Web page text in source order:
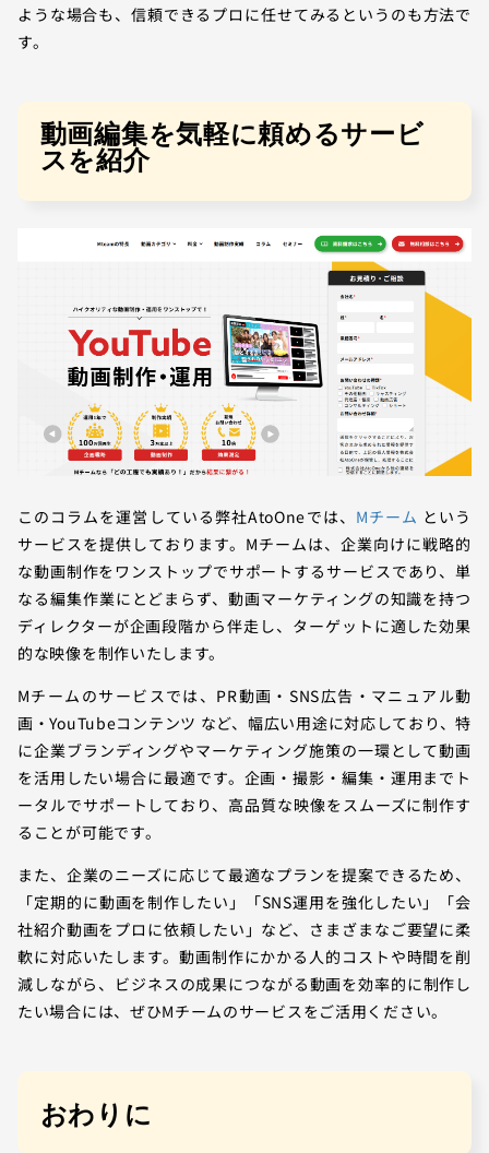
ような場合も、信頼できるプロに任せてみるというのも方法で
す。
動画編集を気軽に頼めるサービ
スを紹介
このコラムを運営している弊社AtoOneでは、 Mチーム という
サービスを提供しております。Mチームは、企業向けに戦略的
な動画制作をワンストップでサポートするサービスであり、単
なる編集作業にとどまらず、動画マーケティングの知識を持つ
ディレクターが企画段階から伴走し、ターゲットに適した効果
的な映像を制作いたします。
Mチームのサービスでは、PR動画・SNS広告・マニュアル動
画・YouTubeコンテンツ など、幅広い用途に対応しており、特
に企業ブランディングやマーケティング施策の一環として動画
を活用したい場合に最適です。企画・撮影・編集・運用までト
ータルでサポートしており、高品質な映像をスムーズに制作す
ることが可能です。
また、企業のニーズに応じて最適なプランを提案できるため、
「定期的に動画を制作したい」「SNS運用を強化したい」「会
社紹介動画をプロに依頼したい」など、さまざまなご要望に柔
軟に対応いたします。動画制作にかかる人的コストや時間を削
減しながら、ビジネスの成果につながる動画を効率的に制作し
たい場合には、ぜひMチームのサービスをご活用ください。
おわりに